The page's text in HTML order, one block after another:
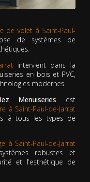
de volet à Saint-Paul-
de systèmes de
intervient dans la
en bois et PVC,
modernes.
Menuiseries est
à Saint-Paul-de-Jarrat
à tous les types de
à Saint-Paul-de-Jarrat
robustes et
et l'esthétique de